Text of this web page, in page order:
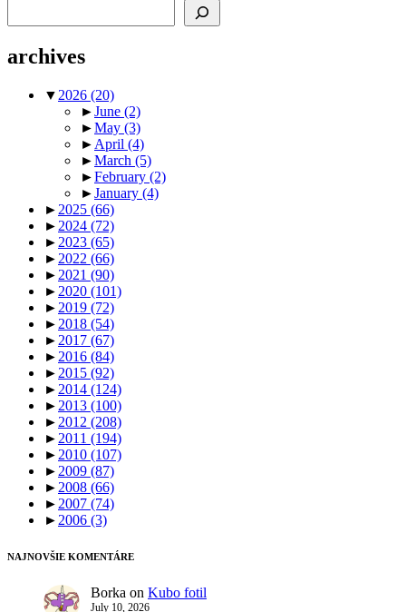
archives
▼ 2026 (20)
►June (2)
►May (3)
► April (4)
►March (5)
►February (2)
►January (4)
► 2025 (66)
► 2024 (72)
► 2023 (65)
► 2022 (66)
► 2021 (90)
► 2020 (101)
► 2019 (72)
► 2018 (54)
► 2017 (67)
► 2016 (84)
► 2015 (92)
► 2014 (124)
► 2013 (100)
► 2012 (208)
► 2011 (194)
► 2010 (107)
► 2009 (87)
► 2008 (66)
► 2007 (74)
► 2006 (3)
NAJNOVŠIE KOMENTÁRE
Borka on Kubo fotil
July 10, 2026